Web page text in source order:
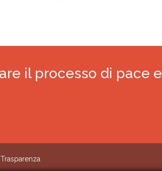
il processo di pace e
Trasparenza